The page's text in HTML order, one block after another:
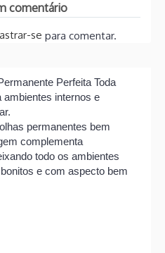
comentário
se para comentar.
Perfeita Toda
ambientes internos e
permanentes bem
complementa
todo os ambientes
e com aspecto bem